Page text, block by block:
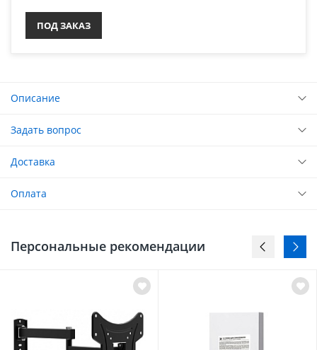
ПОД ЗАКАЗ
Описание
Задать вопрос
Доставка
Оплата
Персональные рекомендации